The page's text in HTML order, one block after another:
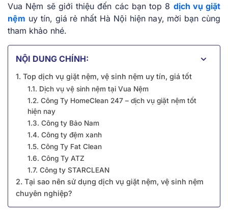
Vua Nệm sẽ giới thiệu đến các bạn top 8 dịch vụ giặt
nệm uy tín, giá rẻ nhất Hà Nội hiện nay, mời bạn cùng
tham khảo nhé.
NỘI DUNG CHÍNH:
1. Top dịch vụ giặt nệm, vệ sinh nệm uy tín, giá tốt
1.1. Dịch vụ vệ sinh nệm tại Vua Nệm
1.2. Công Ty HomeClean 247 – dịch vụ giặt nệm tốt
hiện nay
1.3. Công ty Bảo Nam
1.4. Công ty đệm xanh
1.5. Công Ty Fat Clean
1.6. Công Ty ATZ
1.7. Công ty STARCLEAN
2. Tại sao nên sử dụng dịch vụ giặt nệm, vệ sinh nệm
chuyên nghiệp?